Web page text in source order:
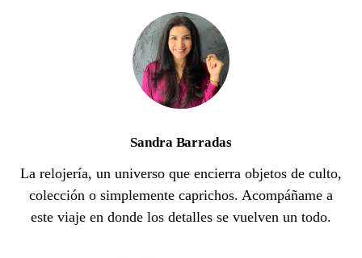
Sandra Barradas
La relojería, un universo que encierra objetos de culto,
colección o simplemente caprichos. Acompáñame a
este viaje en donde los detalles se vuelven un todo.